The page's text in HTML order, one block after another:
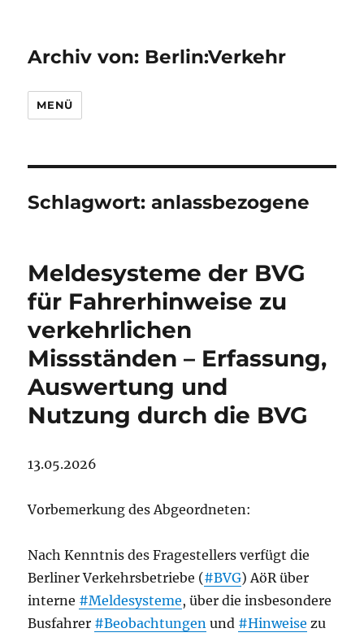
Archiv von: Berlin:Verkehr
MENÜ
Schlagwort:anlassbezogene
Meldesysteme der BVG
für Fahrerhinweise zu
verkehrlichen
Missständen – Erfassung,
Auswertung und
Nutzung durch die BVG
13.05.2026
Vorbemerkung des Abgeordneten:
Nach Kenntnis des Fragestellers verfügt die
Berliner Verkehrsbetriebe (#BVG) AöR über
interne #Meldesysteme, über die insbesondere
Busfahrer #Beobachtungen und #Hinweise zu